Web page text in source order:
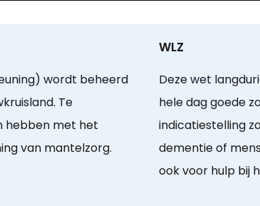
wordt beheerd
Te
hebben met het
van mantelzorg.
WLZ
Deze wet
hele dag goede
indicatiestelling
dementie of
ook voor hulp bij